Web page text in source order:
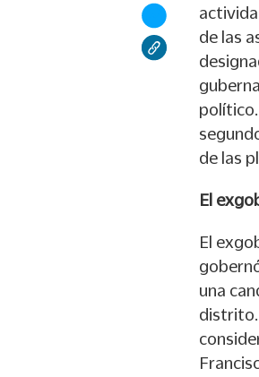
de las
de las
El
El
una
distrito.